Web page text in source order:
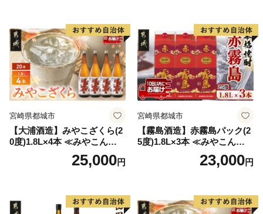
宮崎県都城市
【大浦酒造】みやこざくら(2
0度)1.8L×4本 ≪みやこんじょ
特急便≫_AD-077125,000円
宮崎県都城市
【霧島酒造】赤霧島パック(2
5度)1.8L×3本 ≪みやこんじょ
特急便≫_23-07-K03P-1800-3
23,000円